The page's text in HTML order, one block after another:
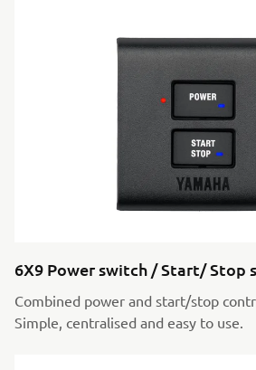
6X9 Power switch / Start/ Stop
Combined power and start/stop
Simple, centralised and easy to use.